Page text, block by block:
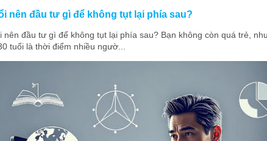
nên đầu tư gì để không tụt lại phía sau?
nên đầu tư gì để không tụt lại phía sau? Bạn không còn quá trẻ,
tuổi là thời điểm nhiều ngườ...